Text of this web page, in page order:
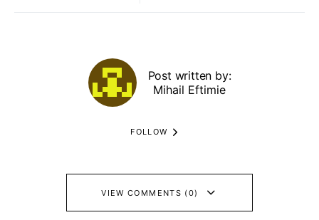
Post written by:
Mihail Eftimie
FOLLOW
VIEW COMMENTS (0)